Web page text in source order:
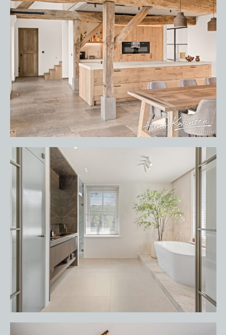
OVER ONS
VACATURES
ONDERHOUDSPRODUCTEN
SERVICE AFSPRAAK INPLANNEN
APPARATEN REGISTREREN